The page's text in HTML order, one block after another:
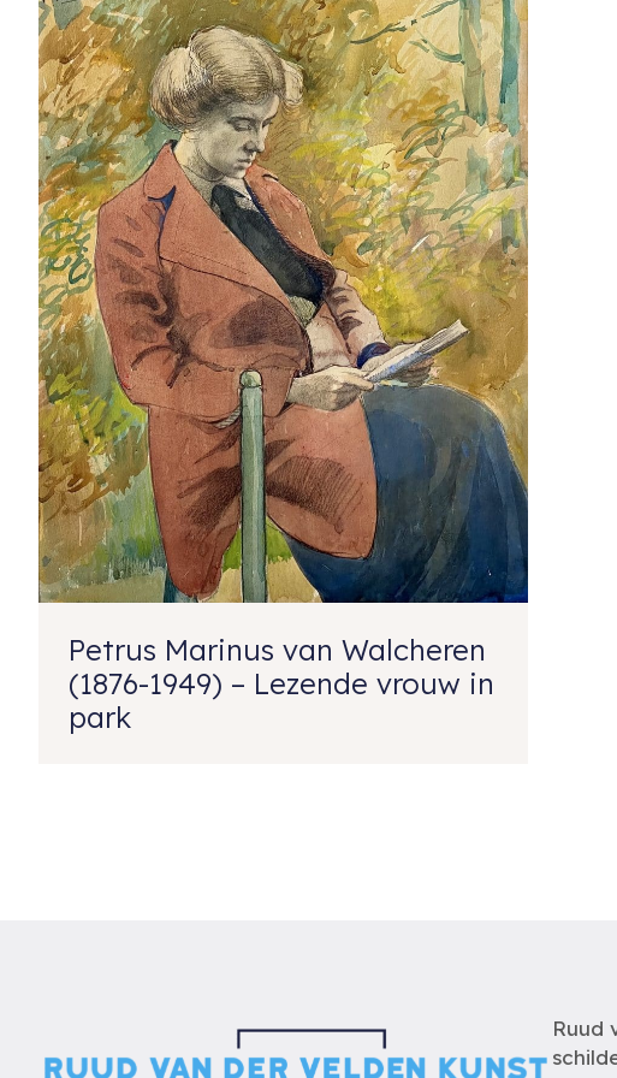
Petrus Marinus van Walcheren
(1876-1949) – Lezende vrouw in
park
Ruud